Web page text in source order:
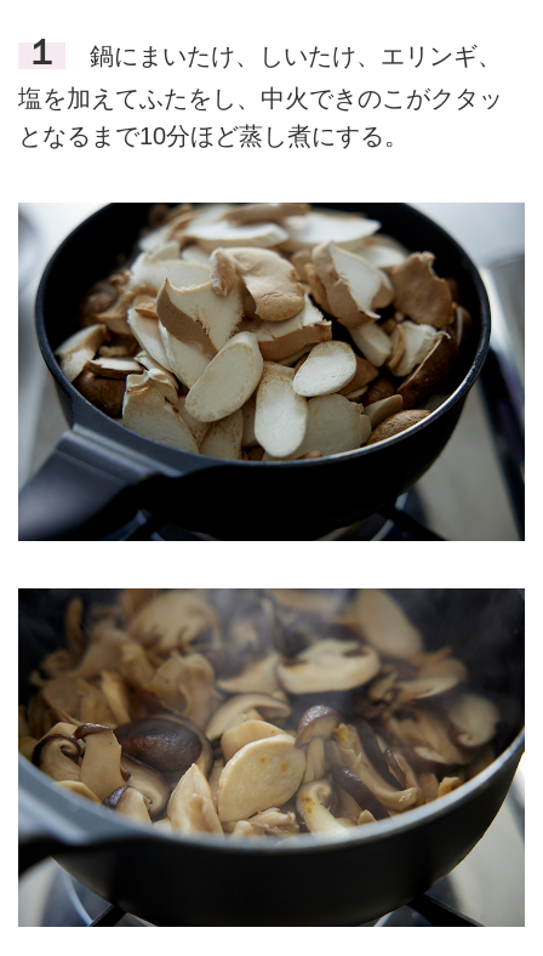
１
鍋にまいたけ、しいたけ、エリンギ、
塩を加えてふたをし、中火できのこがクタッ
となるまで10分ほど蒸し煮にする。